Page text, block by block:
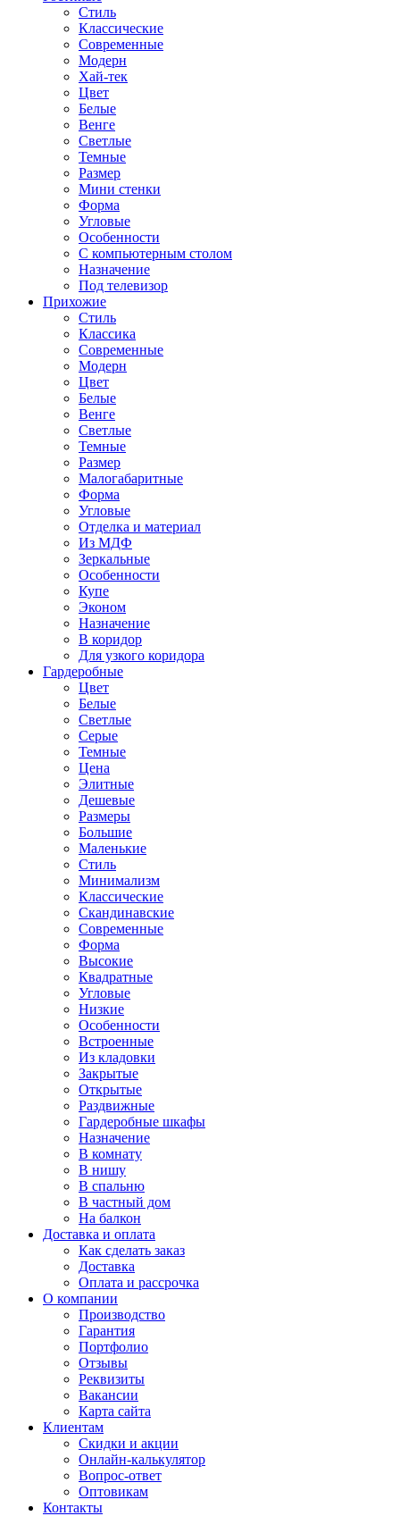
Стиль
Классические
Современные
Модерн
Хай-тек
Цвет
Белые
Венге
Светлые
Темные
Размер
Мини стенки
Форма
Угловые
Особенности
С компьютерным столом
Назначение
Под телевизор
Прихожие
Стиль
Классика
Современные
Модерн
Цвет
Белые
Венге
Светлые
Темные
Размер
Малогабаритные
Форма
Угловые
Отделка и материал
Из МДФ
Зеркальные
Особенности
Купе
Эконом
Назначение
В коридор
Для узкого коридора
Гардеробные
Цвет
Белые
Светлые
Серые
Темные
Цена
Элитные
Дешевые
Размеры
Большие
Маленькие
Стиль
Минимализм
Классические
Скандинавские
Современные
Форма
Высокие
Квадратные
Угловые
Низкие
Особенности
Встроенные
Из кладовки
Закрытые
Открытые
Раздвижные
Гардеробные шкафы
Назначение
В комнату
В нишу
В спальню
В частный дом
На балкон
Доставка и оплата
Как сделать заказ
Доставка
Оплата и рассрочка
О компании
Производство
Гарантия
Портфолио
Отзывы
Реквизиты
Вакансии
Карта сайта
Клиентам
Скидки и акции
Онлайн-калькулятор
Вопрос-ответ
Оптовикам
Контакты